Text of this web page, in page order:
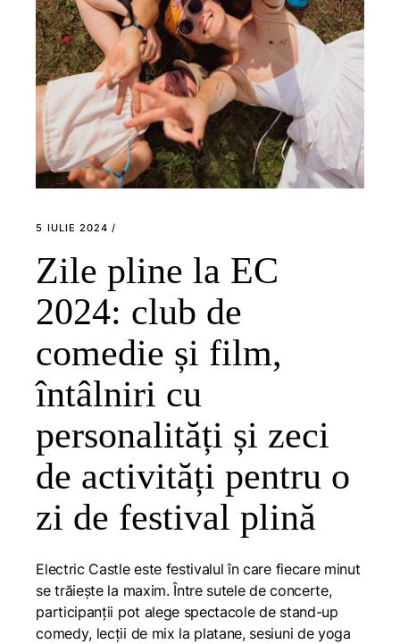
5 IULIE 2024
Zile pline la EC
2024: club de
comedie și film,
întâlniri cu
personalități și zeci
de activități pentru o
zi de festival plină
Electric Castle este festivalul în care fiecare minut
se trăiește la maxim. Între sutele de concerte,
participanții pot alege spectacole de stand-up
comedy, lecții de mix la platane, sesiuni de yoga